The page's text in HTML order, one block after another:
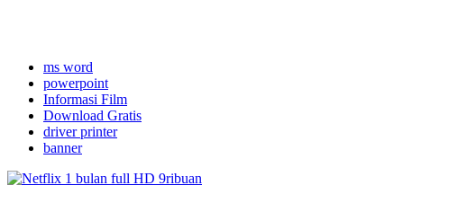
ms word
powerpoint
Informasi Film
Download Gratis
driver printer
banner